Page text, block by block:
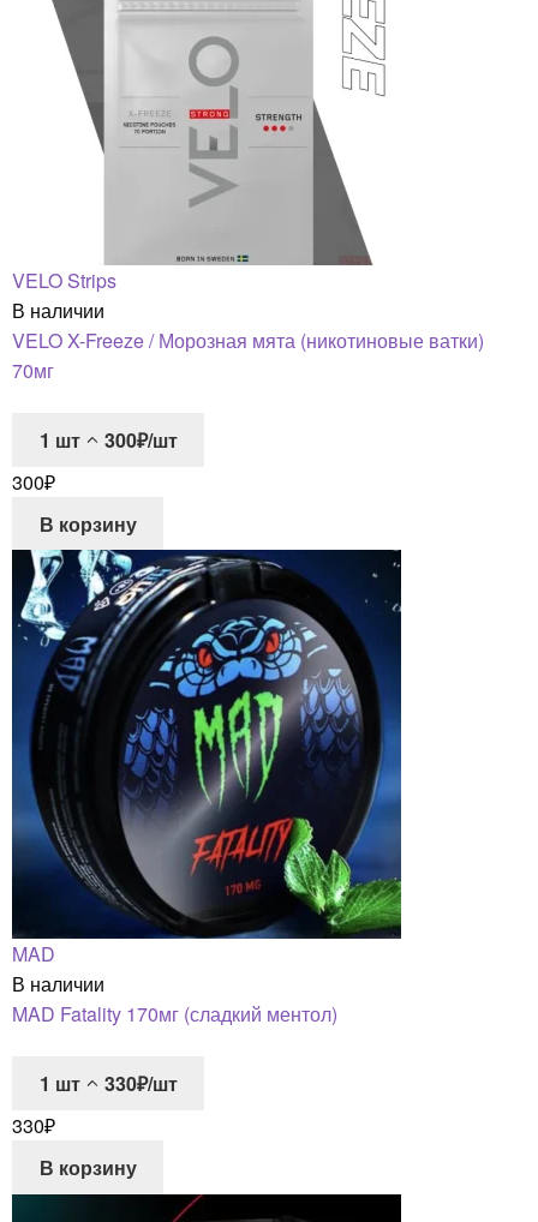
VELO Strips
В наличии
VELO X-Freeze / Морозная мята (никотиновые ватки)
70мг
1 шт
300₽/шт
300₽
В корзину
MAD
В наличии
MAD Fatality 170мг (сладкий ментол)
1 шт
330₽/шт
330₽
В корзину